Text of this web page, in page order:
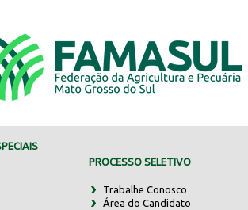
PROCESSO SELETIVO
Trabalhe Conosco
Área do Candidato